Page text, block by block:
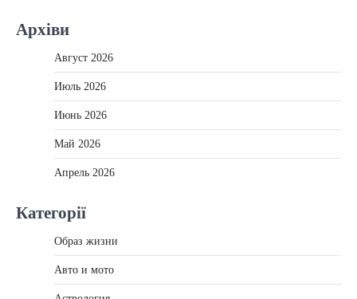
Архіви
Август 2026
Июль 2026
Июнь 2026
Май 2026
Апрель 2026
Категорії
Образ жизни
Авто и мото